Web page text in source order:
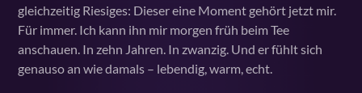
gleichzeitig Riesiges: Dieser eine Moment gehört jetzt mir.
Für immer. Ich kann ihn mir morgen früh beim Tee
anschauen. In zehn Jahren. In zwanzig. Und er fühlt sich
genauso an wie damals – lebendig, warm, echt.